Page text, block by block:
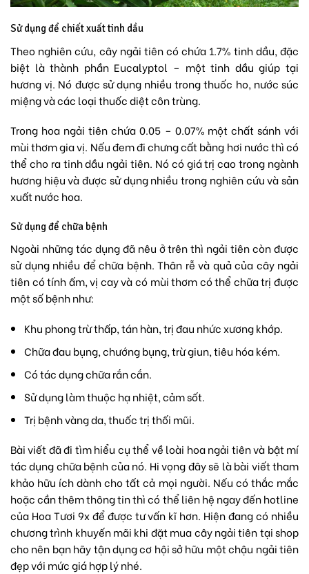
Sử dụng để chiết xuất tinh dầu
Theo nghiên cứu, cây ngải tiên có chứa 1.7% tinh dầu, đặc
biệt là thành phần Eucalyptol – một tinh dầu giúp tại
hương vị. Nó được sử dụng nhiều trong thuốc ho, nước súc
miệng và các loại thuốc diệt côn trùng.
Trong hoa ngải tiên chứa 0.05 – 0.07% một chất sánh với
mùi thơm gia vị. Nếu đem đi chưng cất bằng hơi nước thì có
thể cho ra tinh dầu ngải tiên. Nó có giá trị cao trong ngành
hương hiệu và được sử dụng nhiều trong nghiên cứu và sản
xuất nước hoa.
Sử dụng để chữa bệnh
Ngoài những tác dụng đã nêu ở trên thì ngải tiên còn được
sử dụng nhiều để chữa bệnh. Thân rễ và quả của cây ngải
tiên có tính ấm, vị cay và có mùi thơm có thể chữa trị được
một số bệnh như:
Khu phong trừ thấp, tán hàn, trị đau nhức xương khớp.
Chữa đau bụng, chướng bụng, trừ giun, tiêu hóa kém.
Có tác dụng chữa rắn cắn.
Sử dụng làm thuộc hạ nhiệt, cảm sốt.
Trị bệnh vàng da, thuốc trị thối mũi.
Bài viết đã đi tìm hiểu cụ thể về loài hoa ngải tiên và bật mí
tác dụng chữa bệnh của nó. Hi vọng đây sẽ là bài viết tham
khảo hữu ích dành cho tất cả mọi người. Nếu có thắc mắc
hoặc cần thêm thông tin thì có thể liên hệ ngay đến hotline
của Hoa Tươi 9xđể được tư vấn kĩ hơn. Hiện đang có nhiều
chương trình khuyến mãi khi đặt mua cây ngải tiên tại shop
cho nên bạn hãy tận dụng cơ hội sở hữu một chậu ngải tiên
đẹp với mức giá hợp lý nhé.